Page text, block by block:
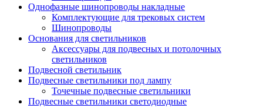
Однофазные шинопроводы накладные
Комплектующие для трековых систем
Шинопроводы
Основания для светильников
Аксессуары для подвесных и потолочных
светильников
Подвесной светильник
Подвесные светильники под лампу
Точечные подвесные светильники
Подвесные светильники светодиодные